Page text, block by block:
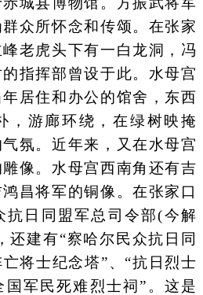
众所怀念和传颂。在张家
老虎头下有一白龙洞，冯
指挥部曾设于此。水母宫
居住和办公的馆舍，东西
，游廊环绕，在绿树映掩
氛。近年来，又在水母宫
像。水母宫西南角还有吉
昌将军的铜像。在张家口
抗日同盟军总司令部(今解
还建有“察哈尔民众抗日同
将士纪念塔”、“抗日烈士
国军民死难烈士祠”。这是